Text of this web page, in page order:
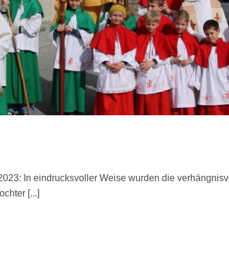
In eindrucksvoller Weise wurden die
[...]